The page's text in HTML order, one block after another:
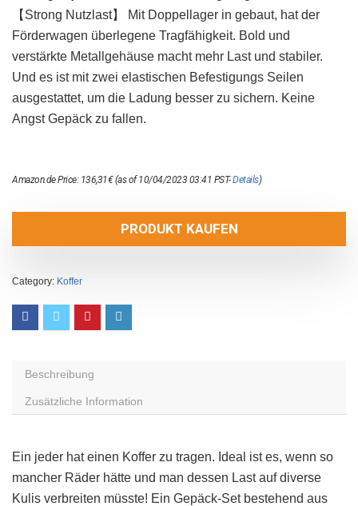
【Strong Nutzlast】 Mit Doppellager in gebaut, hat der
Förderwagen überlegene Tragfähigkeit. Bold und
verstärkte Metallgehäuse macht mehr Last und stabiler.
Und es ist mit zwei elastischen Befestigungs Seilen
ausgestattet, um die Ladung besser zu sichern. Keine
Angst Gepäck zu fallen.
Amazon.de Price: 136,31€(as of 10/04/2023 03:41 PST-Details)
PRODUKT KAUFEN
Category: Koffer
Beschreibung
Zusätzliche Information
Ein jeder hat einen Koffer zu tragen. Ideal ist es, wenn so
mancher Räder hätte und man dessen Last auf diverse
Kulis verbreiten müsste! Ein Gepäck-Set bestehend aus